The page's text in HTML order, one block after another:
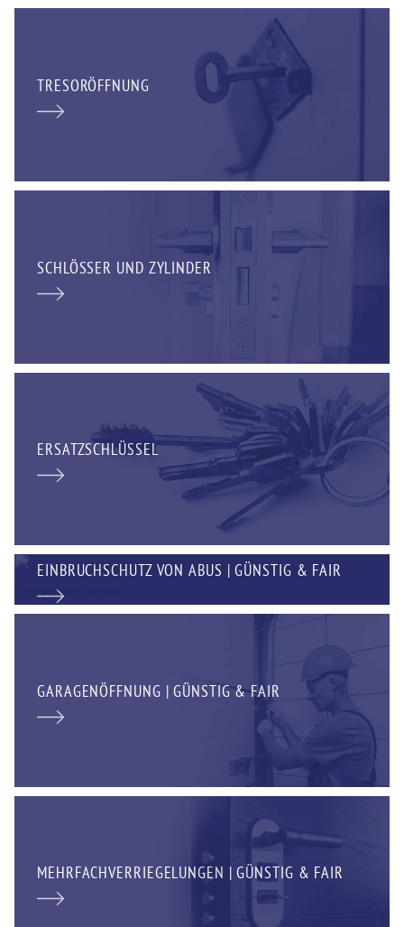
TRESORÖFFNUNG
SCHLÖSSER UND ZYLINDER
ERSATZSCHLÜSSEL
EINBRUCHSCHUTZ VON ABUS | GÜNSTIG & FAIR
GARAGENÖFFNUNG | GÜNSTIG & FAIR
MEHRFACHVERRIEGELUNGEN | GÜNSTIG & FAIR